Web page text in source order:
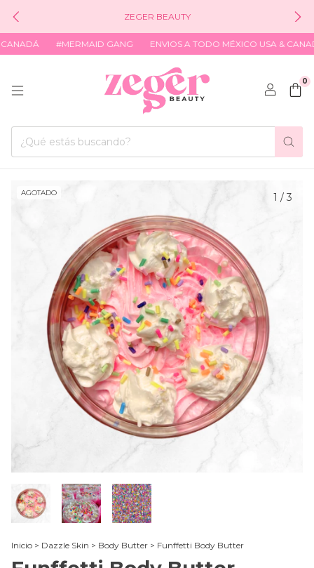
ZEGER BEAUTY
#MERMAID GANG ENVIOS A TODO MÉXICO USA &
0
AGOTADO 1 / 3
Inicio > Dazzle Skin > Body Butter > Funffetti Body Butter